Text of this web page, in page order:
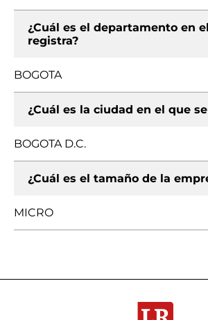
¿Cuál es el departamento en
registra?
BOGOTA
¿Cuál es la ciudad en el que
BOGOTA D.C.
¿Cuál es el tamaño de la
MICRO